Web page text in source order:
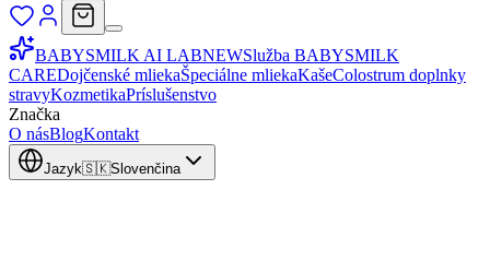
BABYSMILK AI LABNEWSlužba BABYSMILK
CAREDojčenské mliekaŠpeciálne mliekaKašeColostrum doplnky
stravyKozmetikaPríslušenstvo
Značka
O násBlogKontakt
Jazyk🇸🇰Slovenčina